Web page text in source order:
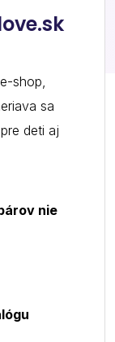
shop,
sa
deti aj
nie